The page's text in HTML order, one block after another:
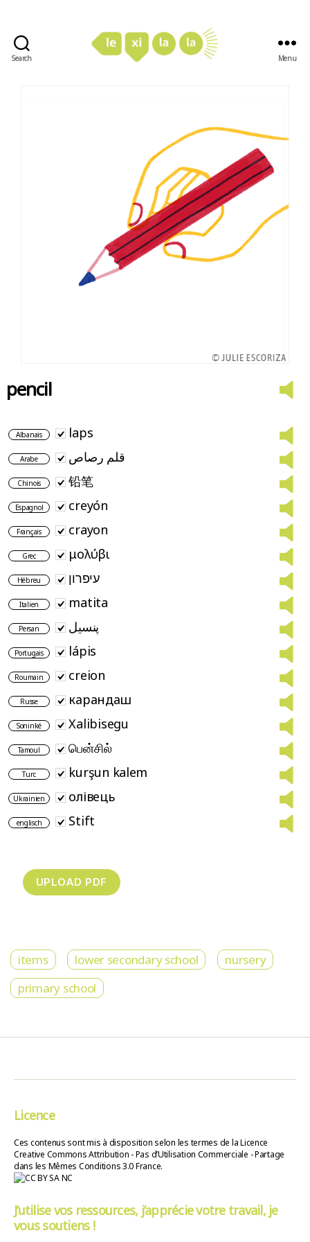
Search Menu
pencil
Albanais laps
Arabe قلم رصاص
Chinois 铅笔
Espagnol creyón
Français crayon
Grec μολύβι
Hébreu עיפרון
Italien matita
Persan پنسیل
Portugais lápis
Roumain creion
Russe карандаш
Soninké Xalibisegu
Tamoul பென்சில்
Turc kurşun kalem
Ukrainien олівець
englisch Stift
items lower secondary school
nursery
primary school
Licence
Ces contenus sont mis à disposition selon les termes de la Licence
Creative Commons Attribution - Pas d’Utilisation Commerciale - Partage
dans les Mêmes Conditions 3.0 France.
J’utilise vos ressources, j’apprécie votre travail, je
vous soutiens !